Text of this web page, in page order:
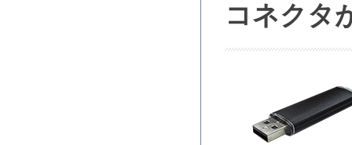
コネクタ